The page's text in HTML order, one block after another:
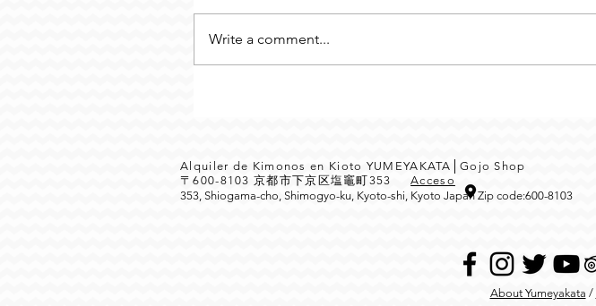
Write a comment...
Alquiler de Kimonos en Kioto YUMEYAKATA│Gojo Shop
〒600-8103 京都市下京区塩竈町353Acceso
353, Shiogama-cho, Shimogyo-ku, Kyoto-shi, Kyoto Japan Zip code:600-8103
About Yumeyakata /